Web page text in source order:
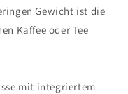
Gewicht ist die
Kaffee oder Tee
mit integriertem